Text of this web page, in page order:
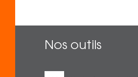
Nos outils